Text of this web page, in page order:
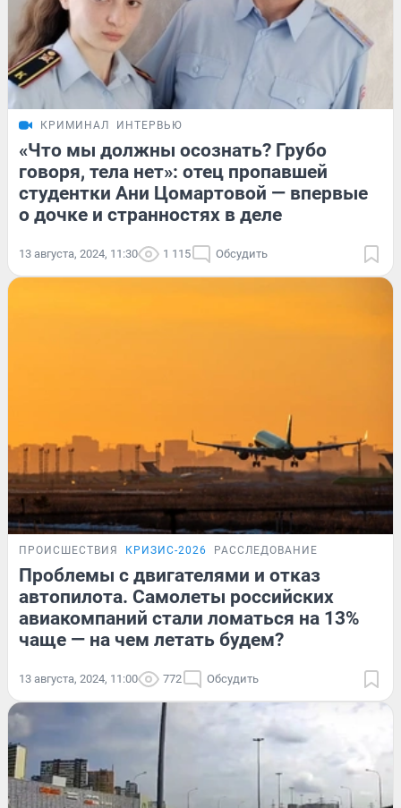
КРИМИНАЛ ИНТЕРВЬЮ
«Что мы должны осознать? Грубо
говоря, тела нет»: отец пропавшей
студентки Ани Цомартовой — впервые
о дочке и странностях в деле
13 августа, 2024, 11:30 1 115 Обсудить
ПРОИСШЕСТВИЯ КРИЗИС-2026 РАССЛЕДОВАНИЕ
Проблемы с двигателями и отказ
автопилота. Самолеты российских
авиакомпаний стали ломаться на 13%
чаще — на чем летать будем?
13 августа, 2024, 11:00 772 Обсудить